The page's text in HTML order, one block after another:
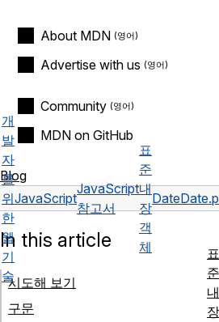
About MDN
Advertise with us
Community
MDN on GitHub
Blog
개
발
자
를
위
한
웹
기
술
JavaScript
JavaScript
참고서
표
준
내
장
객
체
Date
In this article
시도해 보기
구문
표
준
내
장